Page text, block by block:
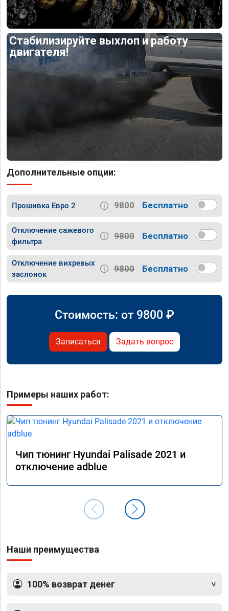
Стабилизируйте выхлоп и работу
двигателя!
Дополнительные опции:
Прошивка Евро 2 9800 Бесплатно
Отключение сажевого
фильтра
9800 Бесплатно
Отключение вихревых
заслонок
9800 Бесплатно
Стоимость: от 9800 ₽
Записаться Задать вопрос
Примеры наших работ:
Чип тюнинг Hyundai Palisade 2021 и
отключение adblue
Наши преимущества
100% возврат денег